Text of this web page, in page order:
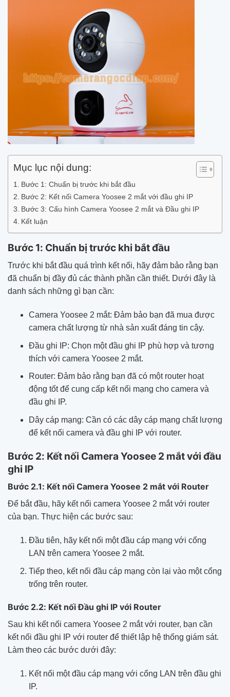
Mục lục nội dung:
Bước 1: Chuẩn bị trước khi bắt đầu
Bước 2: Kết nối Camera Yoosee 2 mắt với đầu ghi IP
Bước 3: Cấu hình Camera Yoosee 2 mắt và Đầu ghi IP
Kết luận
Bước 1: Chuẩn bị trước khi bắt đầu
Trước khi bắt đầu quá trình kết nối, hãy đảm bảo rằng bạn
đã chuẩn bị đầy đủ các thành phần cần thiết. Dưới đây là
danh sách những gì bạn cần:
Camera Yoosee 2 mắt: Đảm bảo bạn đã mua được
camera chất lượng từ nhà sản xuất đáng tin cậy.
Đầu ghi IP: Chọn một đầu ghi IP phù hợp và tương
thích với camera Yoosee 2 mắt.
Router: Đảm bảo rằng bạn đã có một router hoạt
động tốt để cung cấp kết nối mạng cho camera và
đầu ghi IP.
Dây cáp mạng: Cần có các dây cáp mạng chất lượng
để kết nối camera và đầu ghi IP với router.
Bước 2: Kết nối Camera Yoosee 2 mắt với đầu
ghi IP
Bước 2.1: Kết nối Camera Yoosee 2 mắt với Router
Để bắt đầu, hãy kết nối camera Yoosee 2 mắt với router
của bạn. Thực hiện các bước sau:
Đầu tiên, hãy kết nối một đầu cáp mạng với cổng
LAN trên camera Yoosee 2 mắt.
Tiếp theo, kết nối đầu cáp mạng còn lại vào một cổng
trống trên router.
Bước 2.2: Kết nối Đầu ghi IP với Router
Sau khi kết nối camera Yoosee 2 mắt với router, bạn cần
kết nối đầu ghi IP với router để thiết lập hệ thống giám sát.
Làm theo các bước dưới đây:
Kết nối một đầu cáp mạng với cổng LAN trên đầu ghi
IP.